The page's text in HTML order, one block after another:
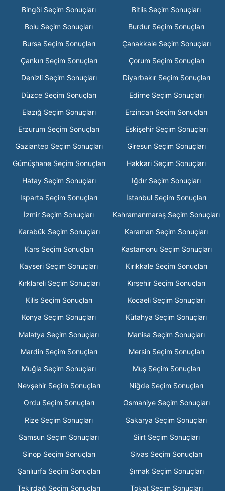
Bingöl Seçim Sonuçları
Bitlis Seçim Sonuçları
Bolu Seçim Sonuçları
Burdur Seçim Sonuçları
Bursa Seçim Sonuçları
Çanakkale Seçim Sonuçları
Çankırı Seçim Sonuçları
Çorum Seçim Sonuçları
Denizli Seçim Sonuçları
Diyarbakır Seçim Sonuçları
Düzce Seçim Sonuçları
Edirne Seçim Sonuçları
Elazığ Seçim Sonuçları
Erzincan Seçim Sonuçları
Erzurum Seçim Sonuçları
Eskişehir Seçim Sonuçları
Gaziantep Seçim Sonuçları
Giresun Seçim Sonuçları
Gümüşhane Seçim Sonuçları
Hakkari Seçim Sonuçları
Hatay Seçim Sonuçları
Iğdır Seçim Sonuçları
Isparta Seçim Sonuçları
İstanbul Seçim Sonuçları
İzmir Seçim Sonuçları
Kahramanmaraş Seçim Sonuçları
Karabük Seçim Sonuçları
Karaman Seçim Sonuçları
Kars Seçim Sonuçları
Kastamonu Seçim Sonuçları
Kayseri Seçim Sonuçları
Kırıkkale Seçim Sonuçları
Kırklareli Seçim Sonuçları
Kırşehir Seçim Sonuçları
Kilis Seçim Sonuçları
Kocaeli Seçim Sonuçları
Konya Seçim Sonuçları
Kütahya Seçim Sonuçları
Malatya Seçim Sonuçları
Manisa Seçim Sonuçları
Mardin Seçim Sonuçları
Mersin Seçim Sonuçları
Muğla Seçim Sonuçları
Muş Seçim Sonuçları
Nevşehir Seçim Sonuçları
Niğde Seçim Sonuçları
Ordu Seçim Sonuçları
Osmaniye Seçim Sonuçları
Rize Seçim Sonuçları
Sakarya Seçim Sonuçları
Samsun Seçim Sonuçları
Siirt Seçim Sonuçları
Sinop Seçim Sonuçları
Sivas Seçim Sonuçları
Şanlıurfa Seçim Sonuçları
Şırnak Seçim Sonuçları
Tekirdağ Seçim Sonuçları
Tokat Seçim Sonuçları